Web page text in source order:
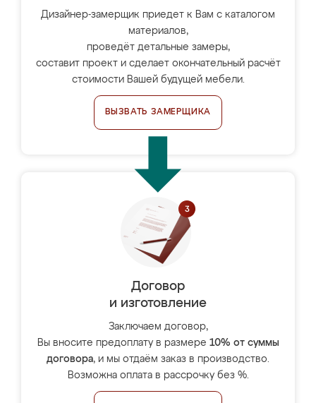
Дизайнер-замерщик приедет к Вам с каталогом
материалов,
проведёт детальные замеры,
составит проект и сделает окончательный расчёт
стоимости Вашей будущей мебели.
ВЫЗВАТЬ ЗАМЕРЩИКА
Договор
и изготовление
Заключаем договор,
Вы вносите предоплату в размере 10% от суммы
договора, и мы отдаём заказ в производство.
Возможна оплата в рассрочку без %.